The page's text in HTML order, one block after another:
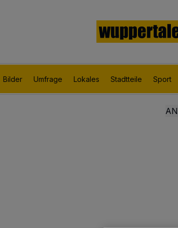
Bilder Umfrage Lokales Stadtteile Sport